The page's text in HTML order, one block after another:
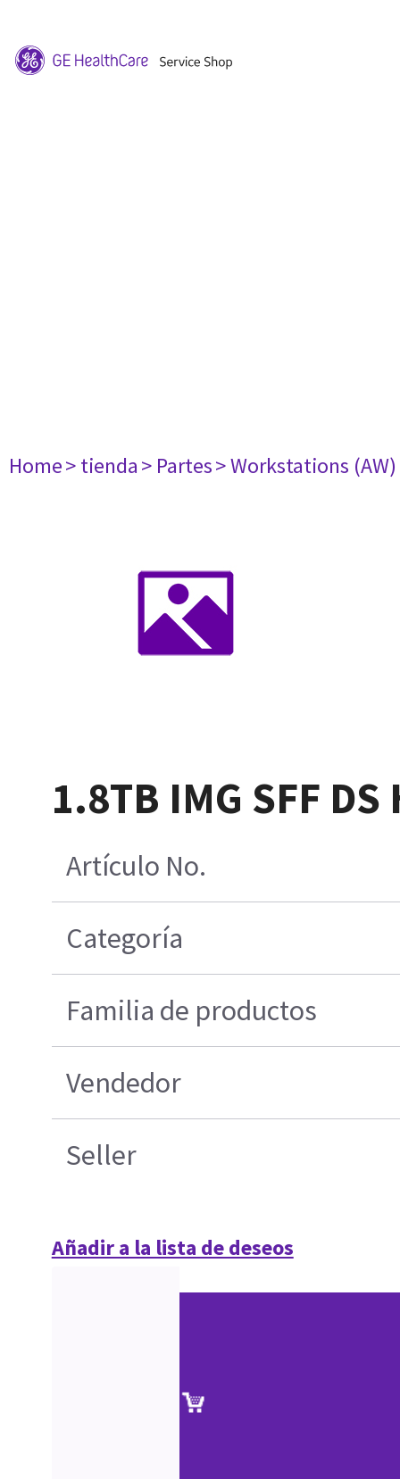
Home> tienda> Partes> Workstations (AW)
1.8TB IMG SFF DS
Artículo No.
Categoría
Familia de productos
Vendedor
Seller
Añadir a la lista de deseos